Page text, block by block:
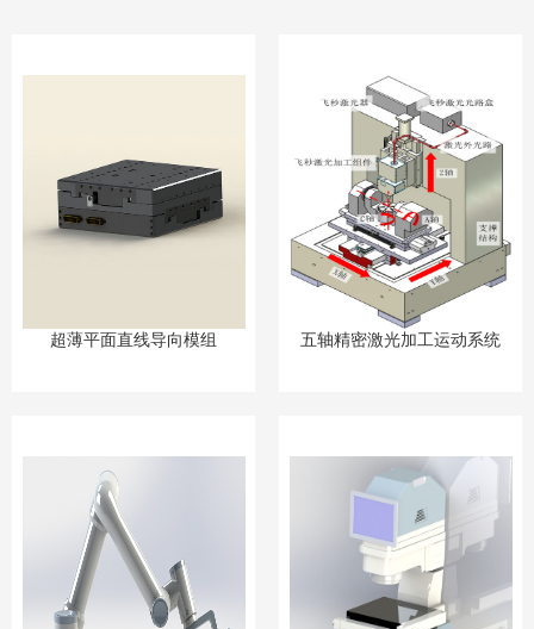
超薄平面直线导向模组 五轴精密激光加工运动系统